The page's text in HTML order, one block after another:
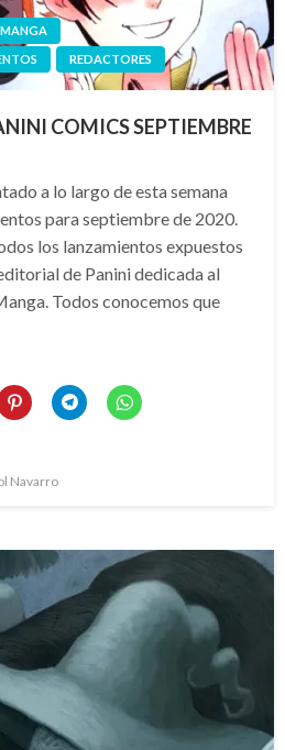
REDACTORES
COMICS SEPTIEMBRE
a lo largo de esta semana
para septiembre de 2020.
los lanzamientos expuestos
de Panini dedicada al
Todos conocemos que
Navarro